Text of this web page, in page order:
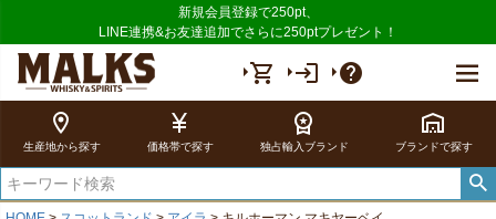
新規会員登録で250pt、
LINE連携&お友達追加でさらに250ptプレゼント！
shopping_cart login
help
location_on
生産地から探す
currency_yen
価格帯で探す
workspace_premium
独占輸入ブランド
warehouse
ブランドで探す